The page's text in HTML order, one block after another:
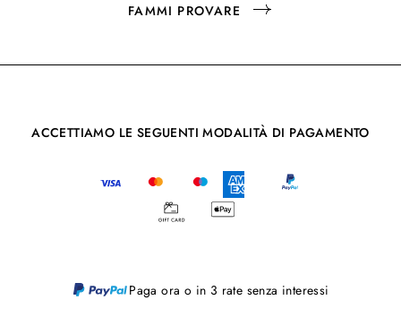
FAMMI PROVARE
ACCETTIAMO LE SEGUENTI MODALITÀ DI PAGAMENTO
Paga ora o in 3 rate senza interessi